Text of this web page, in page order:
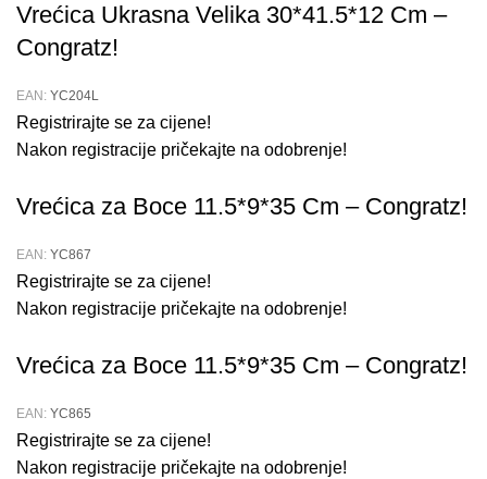
Vrećica Ukrasna Velika 30*41.5*12 Cm –
Congratz!
EAN: YC204L
Registrirajte se za cijene!
Nakon registracije pričekajte na odobrenje!
Vrećica za Boce 11.5*9*35 Cm – Congratz!
EAN: YC867
Registrirajte se za cijene!
Nakon registracije pričekajte na odobrenje!
Vrećica za Boce 11.5*9*35 Cm – Congratz!
EAN: YC865
Registrirajte se za cijene!
Nakon registracije pričekajte na odobrenje!